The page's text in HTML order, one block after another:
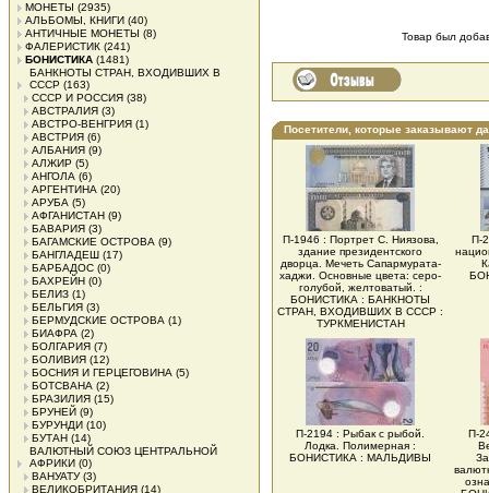
МОНЕТЫ (2935)
АЛЬБОМЫ, КНИГИ (40)
АНТИЧНЫЕ МОНЕТЫ (8)
ФАЛЕРИСТИК (241)
БОНИСТИКА (1481)
БАНКНОТЫ СТРАН, ВХОДИВШИХ В
СССР (163)
СССР И РОССИЯ (38)
АВСТРАЛИЯ (3)
АВСТРО-ВЕНГРИЯ (1)
АВСТРИЯ (6)
АЛБАНИЯ (9)
АЛЖИР (5)
АНГОЛА (6)
АРГЕНТИНА (20)
АРУБА (5)
АФГАНИСТАН (9)
БАВАРИЯ (3)
БАГАМСКИЕ ОСТРОВА (9)
БАНГЛАДЕШ (17)
БАРБАДОС (0)
БАХРЕЙН (0)
БЕЛИЗ (1)
БЕЛЬГИЯ (3)
БЕРМУДСКИЕ ОСТРОВА (1)
БИАФРА (2)
БОЛГАРИЯ (7)
БОЛИВИЯ (12)
БОСНИЯ И ГЕРЦЕГОВИНА (5)
БОТСВАНА (2)
БРАЗИЛИЯ (15)
БРУНЕЙ (9)
БУРУНДИ (10)
БУТАН (14)
ВАЛЮТНЫЙ СОЮЗ ЦЕНТРАЛЬНОЙ
АФРИКИ (0)
ВАНУАТУ(3)
ВЕЛИКОБРИТАНИЯ (14)
Товар был
Посетители, которые заказывают
П-1946 : Портрет С. Ниязова,
здание президентского
дворца. Мечеть Сапармурата-
хаджи. Основные цвета: серо-
голубой, желтоватый. :
БОНИСТИКА : БАНКНОТЫ
СТРАН, ВХОДИВШИХ В СССР :
ТУРКМЕНИСТАН
П-
П-2194 : Рыбак с рыбой.
Лодка. Полимерная :
БОНИСТИКА : МАЛЬДИВЫ
П-